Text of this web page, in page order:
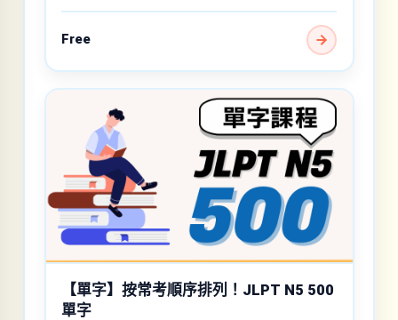
Free
【單字】按常考順序排列！JLPT N5 500
單字